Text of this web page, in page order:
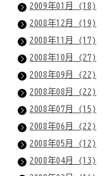
2009年01月 (18)
2008年12月 (19)
2008年11月 (17)
2008年10月 (27)
2008年09月 (22)
2008年08月 (22)
2008年07月 (15)
2008年06月 (22)
2008年05月 (12)
2008年04月 (13)